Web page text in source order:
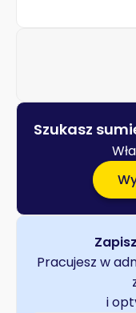
Szukasz
Pracujesz w
i